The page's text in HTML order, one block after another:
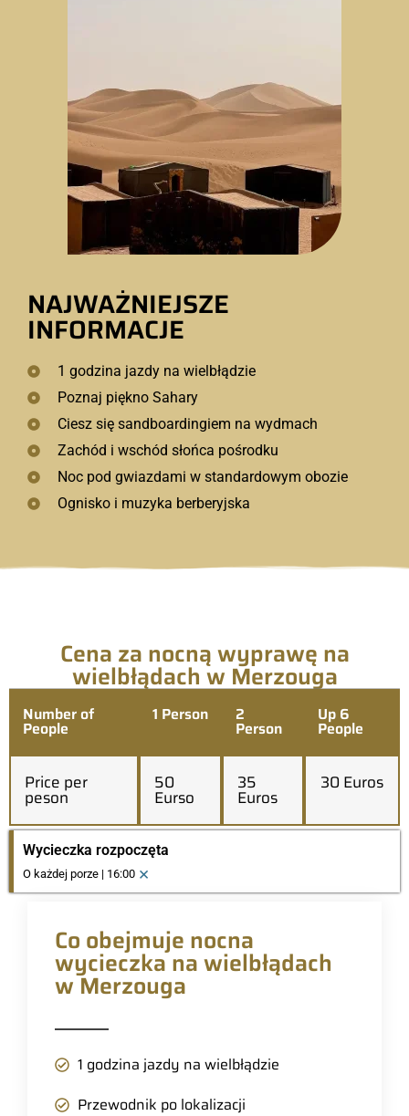
NAJWAŻNIEJSZE
INFORMACJE
1 godzina jazdy na wielbłądzie
Poznaj piękno Sahary
Ciesz się sandboardingiem na wydmach
Zachód i wschód słońca pośrodku
Noc pod gwiazdami w standardowym obozie
Ognisko i muzyka berberyjska
Cena za nocną wyprawę na
wielbłądach w Merzouga
Number of
People
1 Person 2
Person
Up 6
People
Price per
peson
50
Eurso
35
Euros
30 Euros
Wycieczka rozpoczęta
O każdej porze | 16:00 ×
Co obejmuje nocna
wycieczka na wielbłądach
w Merzouga
1 godzina jazdy na wielbłądzie
Przewodnik po lokalizacji